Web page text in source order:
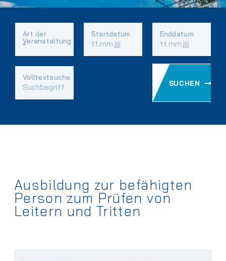
Felder
Art der
Veranstaltung
Startdatum Enddatum
Volltextsuche
SUCHEN
Ausbildung zur befähigten
Person zum Prüfen von
Leitern und Tritten